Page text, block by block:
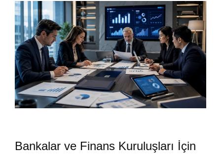
Bankalar ve Finans Kuruluşları İçin